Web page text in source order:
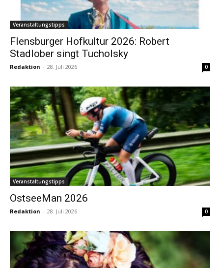
Veranstaltungstipps
Flensburger Hofkultur 2026: Robert
Stadlober singt Tucholsky
Redaktion - 28. Juli 2026 0
Veranstaltungstipps
OstseeMan 2026
Redaktion - 28. Juli 2026 0